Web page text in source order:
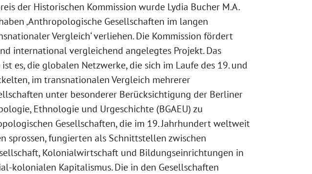
der Historischen Kommission wurde Lydia Bucher M.A.
‚Anthropologische Gesellschaften im langen
Vergleich‘ verliehen. Die Kommission fördert
international vergleichend angelegtes Projekt. Das
es, die globalen Netzwerke, die sich im Laufe des 19. und
im transnationalen Vergleich mehrerer
unter besonderer Berücksichtigung der Berliner
Ethnologie und Urgeschichte (BGAEU) zu
Gesellschaften, die im 19. Jahrhundert weltweit
sprossen, fungierten als Schnittstellen zwischen
Kolonialwirtschaft und Bildungseinrichtungen in
kolonialen Kapitalismus. Die in den Gesellschaften